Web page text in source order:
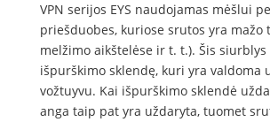
VPN serijos EYS naudojamas mėšlui
priešduobes, kuriose srutos yra mažo
melžimo aikštelėse ir t. t.). Šis
išpurškimo sklendę, kuri yra valdoma
vožtuyvu. Kai išpurškimo sklendė
anga taip pat yra uždaryta, tuomet